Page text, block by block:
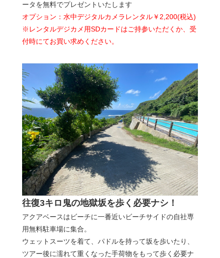
ータを無料でプレゼントいたします
オプション：水中デジタルカメラレンタル￥2,200(税込)
※レンタルデジカメ用SDカードはご持参いただくか、受
付時にてお買い求めください。
往復3キロ鬼の地獄坂を歩く必要ナシ！
アクアベースはビーチに一番近いビーチサイドの自社専
用無料駐車場に集合。
ウェットスーツを着て、パドルを持って坂を歩いたり、
ツアー後に濡れて重くなった手荷物をもって歩く必要ナ